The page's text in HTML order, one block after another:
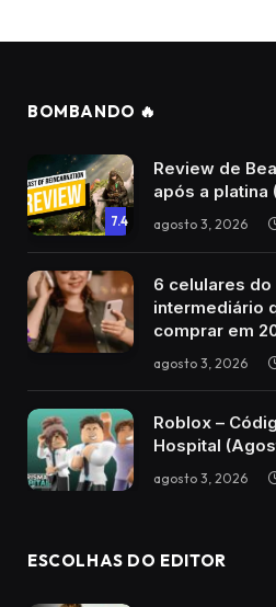
BOMBANDO 🔥
7.4
Review de
após a platina
agosto 3, 2026
6 celulares do
intermediário
comprar em
agosto 3, 2026
Roblox –
Hospital
agosto 3, 2026
ESCOLHAS DO EDITOR